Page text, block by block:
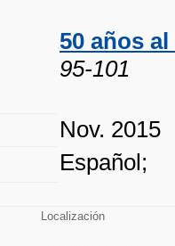
50 años
95-101
Nov. 2015
Español;
Localización